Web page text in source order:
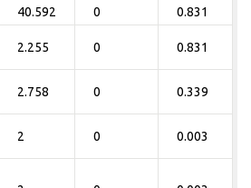
40.592 0 0.831
2.255 0 0.831
2.758 0 0.339
2 0 0.003